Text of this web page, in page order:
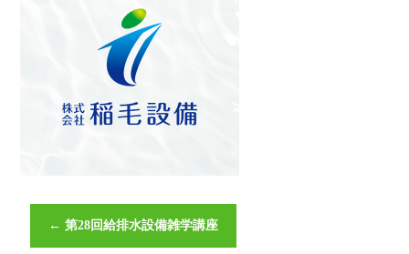
← 第28回給排水設備雑学講座